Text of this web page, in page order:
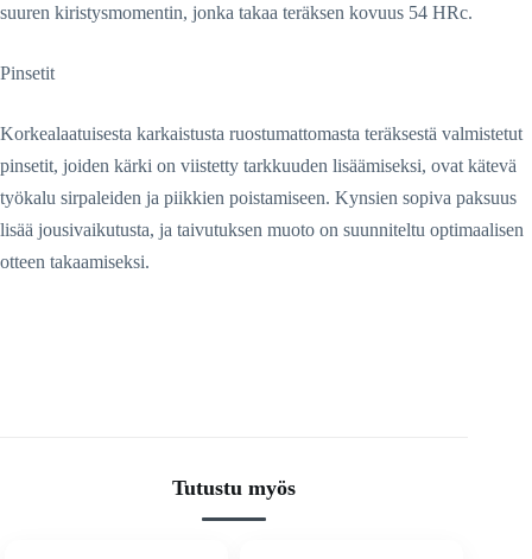
suuren kiristysmomentin, jonka takaa teräksen kovuus 54 HRc.
Pinsetit
Korkealaatuisesta karkaistusta ruostumattomasta teräksestä valmistetut
pinsetit, joiden kärki on viistetty tarkkuuden lisäämiseksi, ovat kätevä
työkalu sirpaleiden ja piikkien poistamiseen. Kynsien sopiva paksuus
lisää jousivaikutusta, ja taivutuksen muoto on suunniteltu optimaalisen
otteen takaamiseksi.
Tutustu myös